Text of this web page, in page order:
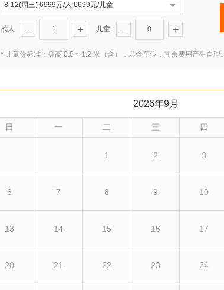
8-12(周三) 6999元/人 6699元/儿童
1
成人 0
儿童
* 儿童价标准：身高 0.8 ~ 1.2 米（含），只含车位，其余费用产生自理。
2026年9月
日 一 二 三 四
1 2 3
6 7 8 9 10
13 14 15 16 17
20 21 22 23 24